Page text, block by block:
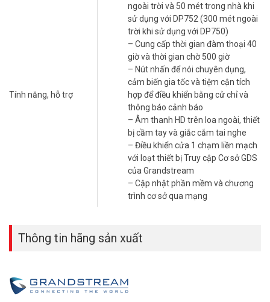
Thông số kỹ thuật điện thoại IP tay con
– Kết nối vào trạm thu phát DP752.
– Hỗ trợ sử dụng 10 tài khoản SIP, 10 đường line kết nối trên mỗi
thiết bị cầm tay cũng như tính năng cho phép đàm thoại hội nghị 3
– Màn hình màu hiểu thị: LCD 2.4 inch (240 x 320) color LCD with 3
– Âm thanh HD cả trên thiết bị cầm tay và loa ngoài.
– Phạm vi phát tín hiệu ngoài trời lên đến 400 mét và trong nhà 50
– Seamless 1-touch door control with Grandstream’s GDS series
nhà 50 mét khi được sử dụng với DP752 (300 mét ngoài trời khi
được sử dụng với DP750).
– Bảo hành: 12 tháng.
Tính năng, hỗ trợ
ngoài trời và 50 mét trong nhà khi
sử dụng với DP752 (300 mét ngoài
trời khi sử dụng với DP750)
– Cung cấp thời gian đàm thoại 40
giờ và thời gian chờ 500 giờ
– Nút nhấn để nói chuyên dụng,
cảm biến gia tốc và tiệm cận tích
hợp để điều khiển bằng cử chỉ và
thông báo cảnh báo
– Âm thanh HD trên loa ngoài, thiết
bị cầm tay và giắc cắm tai nghe
– Điều khiển cửa 1 chạm liền mạch
với loạt thiết bị Truy cập Cơ sở GDS
của Grandstream
– Cập nhật phần mềm và chương
trình cơ sở qua mạng
Thông tin hãng sản xuất